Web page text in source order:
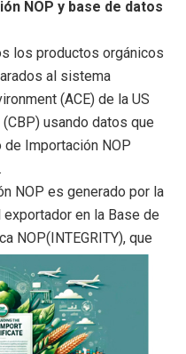
NOP y base de datos
los productos orgánicos
al sistema
(ACE) de la US
usando datos que
Importación NOP
NOP es generado por la
en la Base de
NOP(INTEGRITY), que